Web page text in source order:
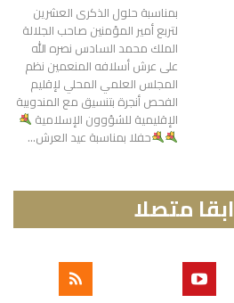
بمناسبة حلول الذكرى العشرين
لتربع أمير المؤمنين صاحب الجلالة
الملك محمد السادس نصره الله
على عرش أسلافه المنعمين نظم
المجلس العلمي المحلي لإقليم
الفحص أنجرة بتنسيق مع المندوبية
الإقليمية للشؤوون الإسلامية
حفلا بمناسبة عيد العرش…
ابقا متصلا